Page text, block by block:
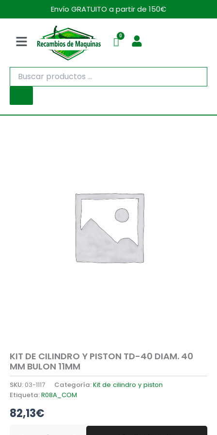
al
Envío GRATUITO a partir de 150€
Menú
productos
KIT DE CILINDRO Y PISTON TD-40 DIAM. 40
MM BULON 11MM
SKU: 03-1117 Categoría:Kit de cilindro y piston
Etiqueta:R08A_COM
82,13€